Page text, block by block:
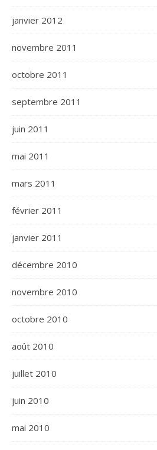
janvier 2012
novembre 2011
octobre 2011
septembre 2011
juin 2011
mai 2011
mars 2011
février 2011
janvier 2011
décembre 2010
novembre 2010
octobre 2010
août 2010
juillet 2010
juin 2010
mai 2010